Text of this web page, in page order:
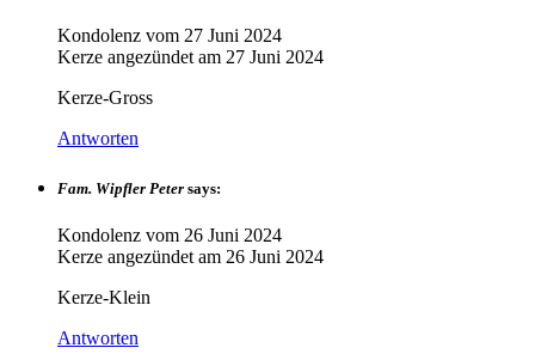
Kondolenz vom 27 Juni 2024
Kerze angezündet am 27 Juni 2024
Kerze-Gross
Antworten
Fam. Wipfler Peter says:
Kondolenz vom 26 Juni 2024
Kerze angezündet am 26 Juni 2024
Kerze-Klein
Antworten